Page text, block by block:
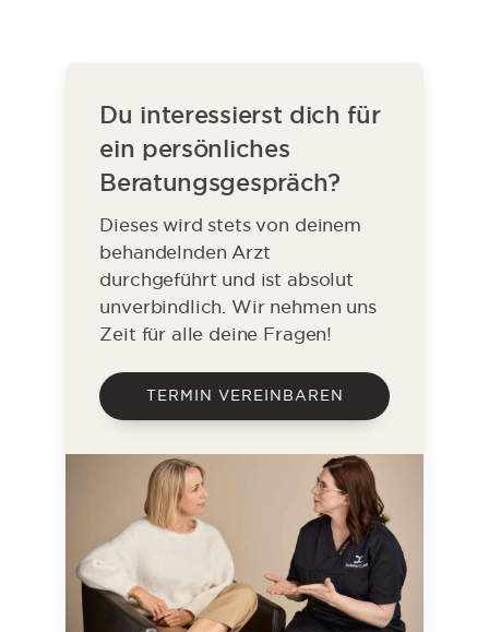
Du interessierst dich für
ein persönliches
Beratungsgespräch?
Dieses wird stets von deinem
behandelnden Arzt
durchgeführt und ist absolut
unverbindlich. Wir nehmen uns
Zeit für alle deine Fragen!
TERMIN VEREINBAREN